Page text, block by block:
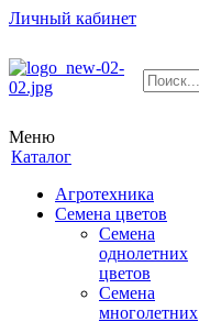
Личный кабинет
Меню
Каталог
Агротехника
Семена цветов
Семена
однолетних
цветов
Семена
многолетних